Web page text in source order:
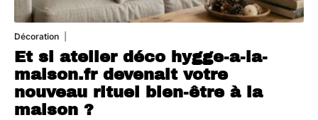
Décoration
Et si atelier déco hygge-a-la-
maison.fr devenait votre
nouveau rituel bien-être à la
maison ?